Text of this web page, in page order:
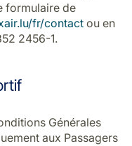
formulaire de
fr/contactou en
2456-1.
Générales
aux Passagers